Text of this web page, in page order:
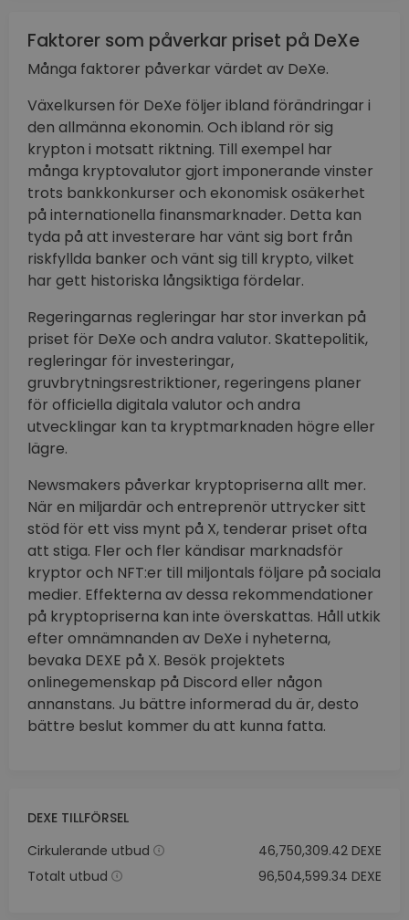
Faktorer som påverkar priset på DeXe
Många faktorer påverkar värdet av DeXe.
Växelkursen för DeXe följer ibland förändringar i
den allmänna ekonomin. Och ibland rör sig
krypton i motsatt riktning. Till exempel har
många kryptovalutor gjort imponerande vinster
trots bankkonkurser och ekonomisk osäkerhet
på internationella finansmarknader. Detta kan
tyda på att investerare har vänt sig bort från
riskfyllda banker och vänt sig till krypto, vilket
har gett historiska långsiktiga fördelar.
Regeringarnas regleringar har stor inverkan på
priset för DeXe och andra valutor. Skattepolitik,
regleringar för investeringar,
gruvbrytningsrestriktioner, regeringens planer
för officiella digitala valutor och andra
utvecklingar kan ta kryptmarknaden högre eller
lägre.
Newsmakers påverkar kryptopriserna allt mer.
När en miljardär och entreprenör uttrycker sitt
stöd för ett viss mynt på X, tenderar priset ofta
att stiga. Fler och fler kändisar marknadsför
kryptor och NFT:er till miljontals följare på sociala
medier. Effekterna av dessa rekommendationer
på kryptopriserna kan inte överskattas. Håll utkik
efter omnämnanden av DeXe i nyheterna,
bevaka DEXE på X. Besök projektets
onlinegemenskap på Discord eller någon
annanstans. Ju bättre informerad du är, desto
bättre beslut kommer du att kunna fatta.
DEXE TILLFÖRSEL
Cirkulerande utbud
46,750,309.42 DEXE
Totalt utbud
96,504,599.34 DEXE